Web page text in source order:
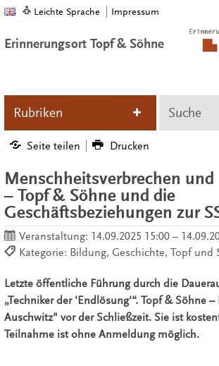
Leichte Sprache Impressum
Erinnerungsort Topf & Söhne
Rubriken Suche
Seite teilen Drucken
Menschheitsverbrechen
– Topf & Söhne und die
Geschäftsbeziehungen zur
Veranstaltung: 14.09.2025 15:00 –
Kategorie: Bildung, Geschichte, Topf und
Letzte öffentliche Führung durch die
„Techniker der 'Endlösung'“. Topf & Söhne
Auschwitz" vor der Schließzeit. Sie ist
Teilnahme ist ohne Anmeldung möglich.